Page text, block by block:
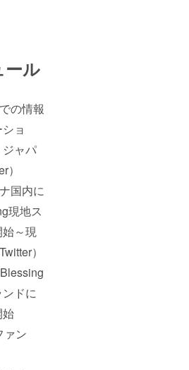
ール
の情報
ョ
ャパ
国内に
現地ス
～現
）
ドに
始
ン